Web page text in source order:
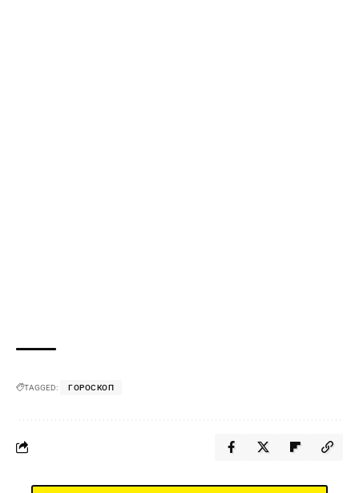
TAGGED: ГОРОСКОП